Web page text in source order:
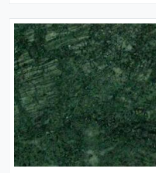
samband med rätt belysning ger ett
Som dekoration kan man använda
designelement på öppna spisen eller
finns ett brett utbud av färg och
– allt mellan ljusvita till svarta, randiga
mörka färger starkare än ljusa och
vilket gör den tåligare för repor och
med speciella medel hjälper att
och hålla dess fina glans.